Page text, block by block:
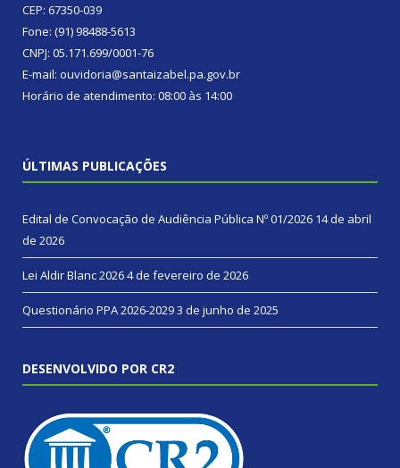
CEP: 67350-039
Fone: (91) 98488-5613
CNPJ: 05.171.699/0001-76
E-mail: ouvidoria@santaizabel.pa.gov.br
Horário de atendimento: 08:00 às 14:00
ÚLTIMAS PUBLICAÇÕES
Edital de Convocação de Audiência Pública Nº 01/2026 14 de abril
de 2026
Lei Aldir Blanc 20264 de fevereiro de 2026
Questionário PPA 2026-20293 de junho de 2025
DESENVOLVIDO POR CR2